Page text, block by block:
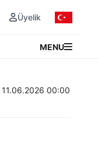
Üyelik
MENU
11.06.2026 00:00